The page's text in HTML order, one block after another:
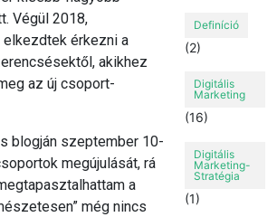
Végül 2018,
érkezni a
akikhez
az új csoport-
blogján szeptember 10-
megújulását, rá
a
még nincs
Definíció
(2)
Digitális
Marketing
(16)
Digitális
Marketing-
Stratégia
(1)